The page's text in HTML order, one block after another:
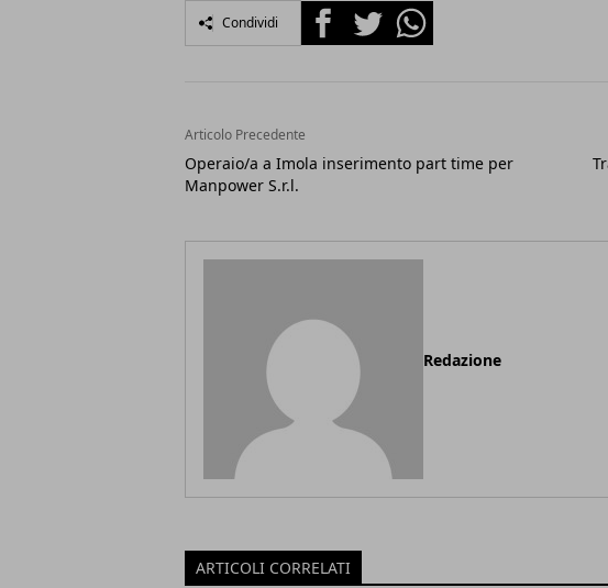
Condividi FacebookTwitterWhatsapp
Articolo Precedente
Operaio/a a Imola inserimento part time per
Manpower S.r.l.
Redazione
ARTICOLI CORRELATI